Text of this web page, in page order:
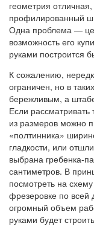
геометрия
профилированный
Одна проблема —
возможность его
руками построится
К сожалению,
ограничен, но в
бережливым, а
Если
из размеров можно
«полтинника»
гладкости, или
выбрана гребенка-
сантиметров. В
посмотреть на
фрезеровке по
огромный объем
руками будет